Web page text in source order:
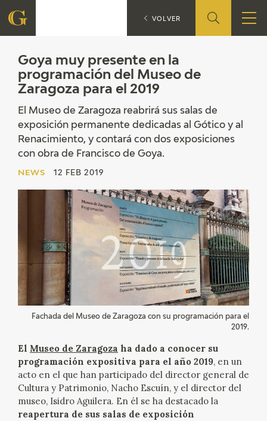
FOUNDATION
QUIENES SOMOS
SEDE
EXPOSICIONES
ACTIVIDADES
Goya muy presente en la
programación del Museo de
Zaragoza para el 2019
El Museo de Zaragoza reabrirá sus salas de
exposición permanente dedicadas al Gótico y al
Renacimiento, y contará con dos exposiciones
con obra de Francisco de Goya.
NEWS 12 FEB 2019
Fachada del Museo de Zaragoza con su programación para el
2019.
El Museo de Zaragoza ha dado a conocer su
programación expositiva para el año 2019, en un
acto en el que han participado del director general de
Cultura y Patrimonio, Nacho Escuín, y el director del
museo, Isidro Aguilera. En él se ha destacado la
reapertura de sus salas de exposición
NEWS Goya muy
VOLVER